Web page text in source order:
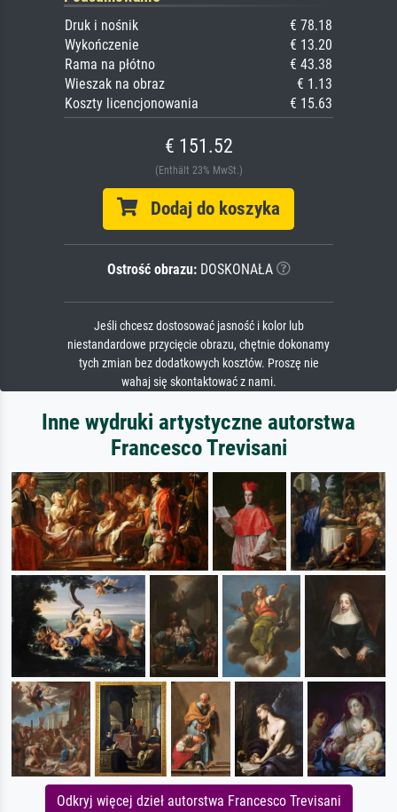
Druk i nośnik
€ 78.18
Wykończenie
€ 13.20
Rama na płótno
€ 43.38
Wieszak na obraz
€ 1.13
Koszty licencjonowania
€ 15.63
€ 151.52
(Enthält 23% MwSt.)
Dodaj do koszyka
Ostrość obrazu:DOSKONAŁA
Jeśli chcesz dostosować jasność i kolor lub
niestandardowe przycięcie obrazu, chętnie dokonamy
tych zmian bez dodatkowych kosztów. Proszę nie
wahaj się skontaktować z nami.
Inne wydruki artystyczne autorstwa
Francesco Trevisani
Odkryj więcej dzieł autorstwa Francesco Trevisani